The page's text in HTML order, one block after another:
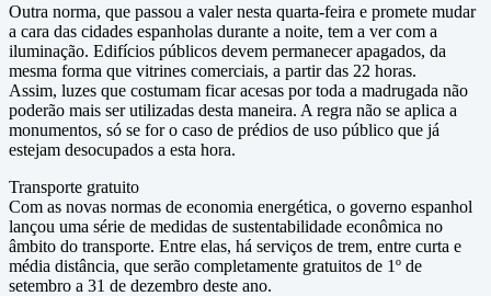
Outra norma, que passou a valer nesta quarta-feira e promete mudar
a cara das cidades espanholas durante a noite, tem a ver com a
iluminação. Edifícios públicos devem permanecer apagados, da
mesma forma que vitrines comerciais, a partir das 22 horas.
Assim, luzes que costumam ficar acesas por toda a madrugada não
poderão mais ser utilizadas desta maneira. A regra não se aplica a
monumentos, só se for o caso de prédios de uso público que já
estejam desocupados a esta hora.
Transporte gratuito
Com as novas normas de economia energética, o governo espanhol
lançou uma série de medidas de sustentabilidade econômica no
âmbito do transporte. Entre elas, há serviços de trem, entre curta e
média distância, que serão completamente gratuitos de 1º de
setembro a 31 de dezembro deste ano.